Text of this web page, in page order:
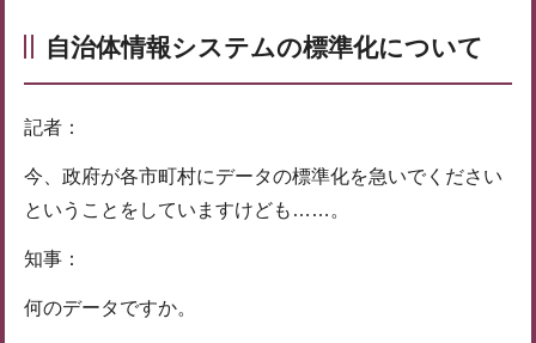
自治体情報システムの標準化について
記者：
今、政府が各市町村にデータの標準化を急いでください
ということをしていますけども……。
知事：
何のデータですか。